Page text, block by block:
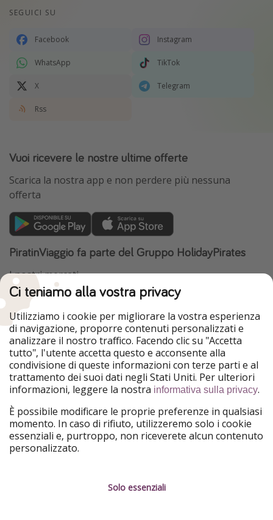
SEGUICI SU
Facebook Instagram
WhatsApp TikTok
X Telegram
Rss
Vuoi ricevere le nostre ultime offerte
Scarica la nostra app e non perdere più nessuna
offerta
PiratinViaggio fa parte del Gruppo HolidayPirates
I nostri mercati
HolidayPirates
VakantiePiraten
WakacyjniPiraci
Ferienpiraten
Urlaubspiraten
Urlaubspiraten
ViajerosPiratas
TravelPirates
Il nostro gruppo
HolidayPirates Group
Conoscici meglio
Chi siamo
Lavora con noi
Informazioni legali
Termini d' Uso
Ci teniamo alla vostra privacy
Utilizziamo i cookie per migliorare la vostra esperienza
di navigazione, proporre contenuti personalizzati e
analizzare il nostro traffico. Facendo clic su "Accetta
tutto", l'utente accetta questo e acconsente alla
condivisione di queste informazioni con terze parti e al
trattamento dei suoi dati negli Stati Uniti. Per ulteriori
informazioni, leggere la nostra informativa sulla privacy.
È possibile modificare le proprie preferenze in qualsiasi
momento. In caso di rifiuto, utilizzeremo solo i cookie
essenziali e, purtroppo, non riceverete alcun contenuto
personalizzato.
Solo essenziali